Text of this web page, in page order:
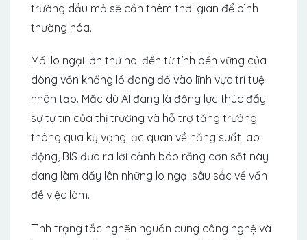
trường dầu mỏ sẽ cần thêm thời gian để bình
thường hóa.
Mối lo ngại lớn thứ hai đến từ tính bền vững của
dòng vốn khổng lồ đang đổ vào lĩnh vực trí tuệ
nhân tạo. Mặc dù AI đang là động lực thúc đẩy
sự tự tin của thị trường và hỗ trợ tăng trưởng
thông qua kỳ vọng lạc quan về năng suất lao
động, BIS đưa ra lời cảnh báo rằng cơn sốt này
đang làm dấy lên những lo ngại sâu sắc về vấn
đề việc làm.
Tình trạng tắc nghẽn nguồn cung công nghệ và